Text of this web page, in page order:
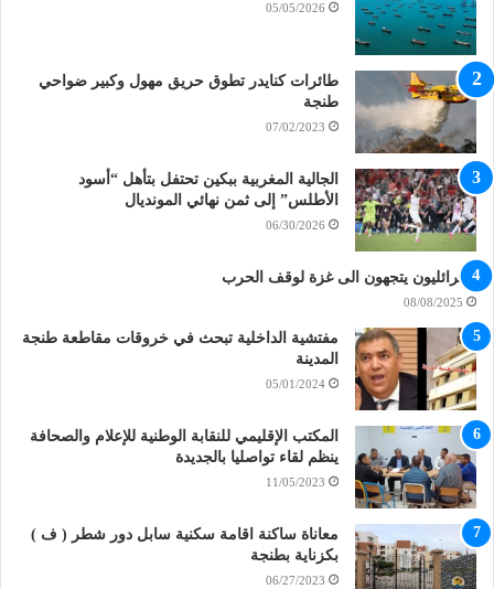
05/05/2026
طائرات كنايدر تطوق حريق مهول وكبير ضواحي
طنجة
07/02/2023
الجالية المغربية ببكين تحتفل بتأهل “أسود
الأطلس” إلى ثمن نهائي المونديال
06/30/2026
اسرائليون يتجهون الى غزة لوقف الحرب
08/08/2025
مفتشية الداخلية تبحث في خروقات مقاطعة طنجة
المدينة
05/01/2024
المكتب الإقليمي للنقابة الوطنية للإعلام والصحافة
ينظم لقاء تواصليا بالجديدة
11/05/2023
معاناة ساكنة اقامة سكنية سابل دور شطر ( ف )
بكزناية بطنجة
06/27/2023